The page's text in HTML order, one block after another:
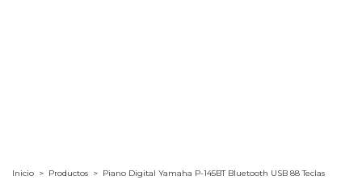
Inicio > Productos > Piano Digital Yamaha P-145BT Bluetooth USB 88 Teclas